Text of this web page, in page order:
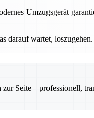
Umzugsgerät
darauf wartet,
Seite – professionell,